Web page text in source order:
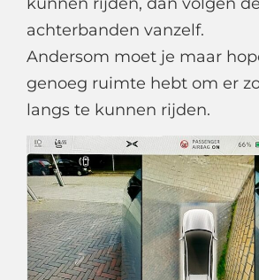
achterbanden vanzelf.
Andersom moet je maar
genoeg ruimte hebt om er
langs te kunnen rijden.